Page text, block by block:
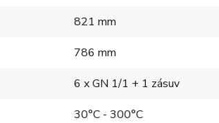
821 mm
786 mm
6 x GN 1/1 + 1 zásuv
30°C - 300°C